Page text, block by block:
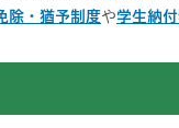
除・猶予制度や学生納